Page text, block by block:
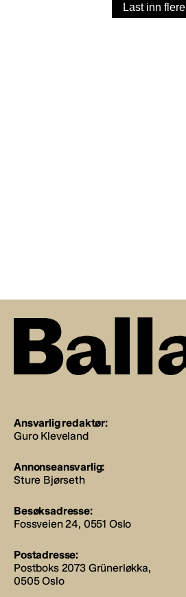
Last inn flere
Ansvarlig redaktør:
Guro Kleveland
Annonseansvarlig:
Sture Bjørseth
Besøksadresse:
Fossveien 24, 0551 Oslo
Postadresse:
Postboks 2073 Grünerløkka,
0505 Oslo